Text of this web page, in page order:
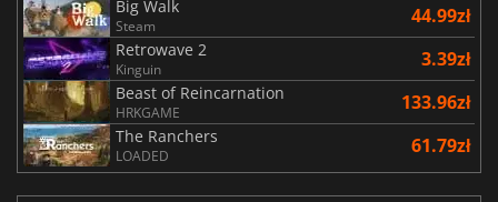
Big Walk
Steam 44.99zł
Retrowave 2
Kinguin 3.39zł
Beast of Reincarnation
HRKGAME 133.96zł
The Ranchers
LOADED 61.79zł